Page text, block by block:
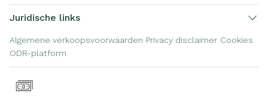
Juridische links
Algemene verkoopsvoorwaarden Privacy disclaimer Cookies
ODR-platform